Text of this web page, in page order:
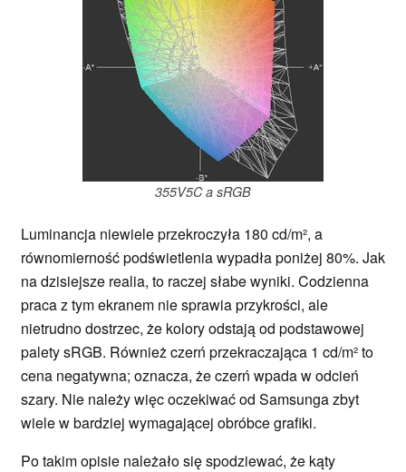
355V5C a sRGB
Luminancja niewiele przekroczyła 180 cd/m², a
równomierność podświetlenia wypadła poniżej 80%. Jak
na dzisiejsze realia, to raczej słabe wyniki. Codzienna
praca z tym ekranem nie sprawia przykrości, ale
nietrudno dostrzec, że kolory odstają od podstawowej
palety sRGB. Również czerń przekraczająca 1 cd/m² to
cena negatywna; oznacza, że czerń wpada w odcień
szary. Nie należy więc oczekiwać od Samsunga zbyt
wiele w bardziej wymagającej obróbce grafiki.
Po takim opisie należało się spodziewać, że kąty